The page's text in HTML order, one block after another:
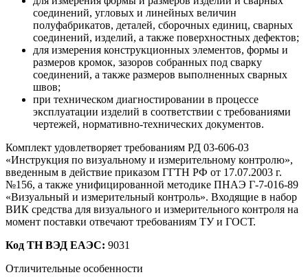
соединений, угловых и линейных величин
полуфабрикатов, деталей, сборочных единиц, сварных
соединений, изделий, а также поверхностных дефектов;
для измерения конструкционных элементов, формы и
размеров кромок, зазоров собранных под сварку
соединений, а также размеров выполненных сварных
швов;
при техническом диагностировании в процессе
эксплуатации изделий в соответствии с требованиями
чертежей, нормативно-технических документов.
Комплект удовлетворяет требованиям РД 03-606-03
«Инструкция по визуальному и измерительному контролю»,
введенным в действие приказом ГГТН РФ от 17.07.2003 г.
№156, а также унифицированной методике ПНАЭ Г-7-016-89
«Визуальный и измерительный контроль». Входящие в набор
ВИК средства для визуального и измерительного контроля на
момент поставки отвечают требованиям ТУ и ГОСТ.
Код ТН ВЭД ЕАЭС: 9031
Отличительные особенности